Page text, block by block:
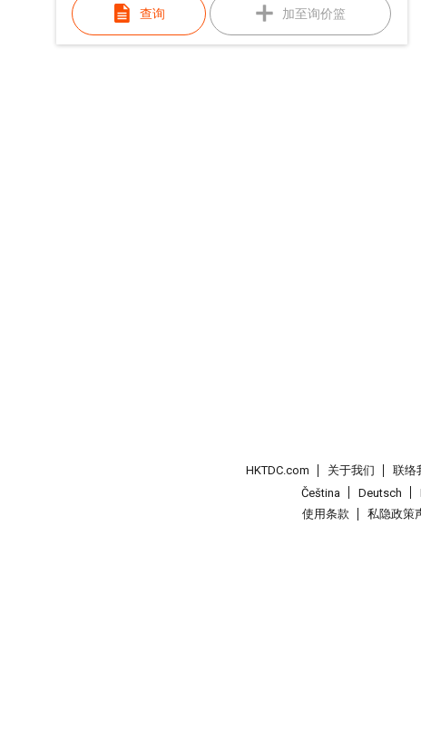
查询 加至询价篮
HKTDC.com 关于我们 联络
Čeština
Deutsch
使用条款
私隐政策